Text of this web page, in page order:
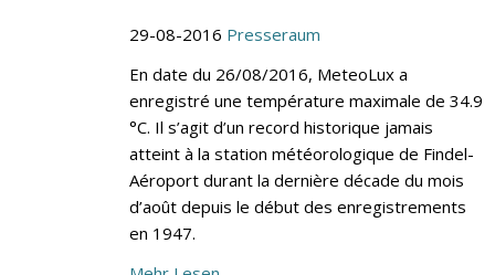
29-08-2016 Presseraum
En date du 26/08/2016, MeteoLux a
enregistré une température maximale de 34.9
°C. Il s’agit d’un record historique jamais
atteint à la station météorologique de Findel-
Aéroport durant la dernière décade du mois
d’août depuis le début des enregistrements
en 1947.